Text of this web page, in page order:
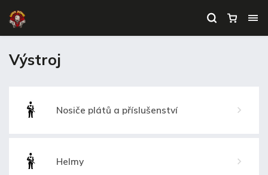
Výstroj
Nosiče plátů a příslušenství
Helmy